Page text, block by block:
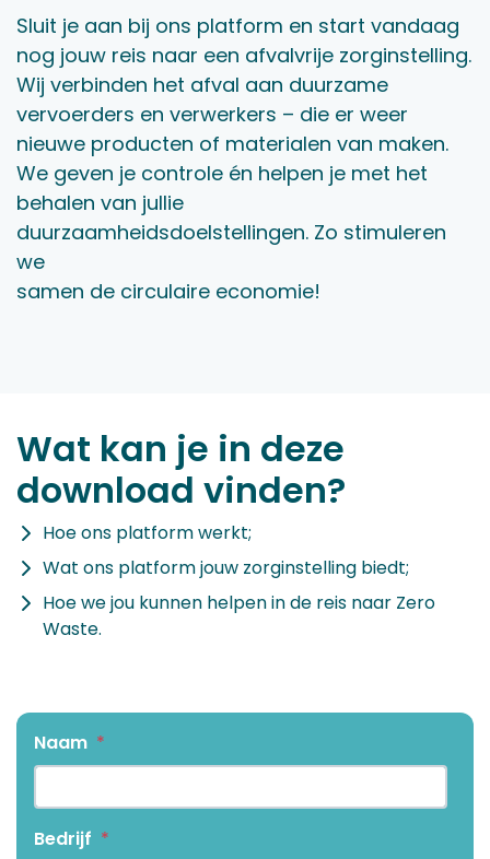
Sluit je aan bij ons platform en start vandaag
nog jouw reis naar een afvalvrije zorginstelling.
Wij verbinden het afval aan duurzame
vervoerders en verwerkers – die er weer
nieuwe producten of materialen van maken.
We geven je controle én helpen je met het
behalen van jullie
duurzaamheidsdoelstellingen. Zo stimuleren
we
samen de circulaire economie!
Wat kan je in deze
download vinden?
Hoe ons platform werkt;
Wat ons platform jouw zorginstelling biedt;
Hoe we jou kunnen helpen in de reis naar Zero
Waste.
Naam *
Bedrijf *